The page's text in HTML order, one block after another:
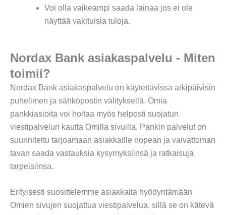
Voi olla vaikeampi saada lainaa jos ei ole
näyttää vakituisia tuloja.
Nordax Bank asiakaspalvelu - Miten
toimii?
Nordax Bank asiakaspalvelu on käytettävissä arkipäivisin
puhelimen ja sähköpostin välityksellä. Omia
pankkiasioita voi hoitaa myös helposti suojatun
viestipalvelun kautta Omilla sivuilla. Pankin palvelut on
suunniteltu tarjoamaan asiakkaille nopean ja vaivattoman
tavan saada vastauksia kysymyksiinsä ja ratkaisuja
tarpeisiinsa.
Erityisesti suosittelemme asiakkaita hyödyntämään
Omien sivujen suojattua viestipalvelua, sillä se on kätevä